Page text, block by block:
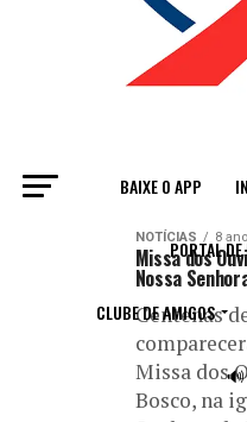
BAIXE O APP
PORTAL
CLUBE DE AMIGOS
🔊
All posts tagged
NOTÍCIAS 8
Missa dos
Nossa
Centenas
Missa dos
Bosco, na